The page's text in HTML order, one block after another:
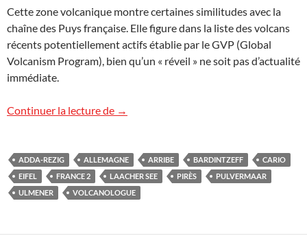
Cette zone volcanique montre certaines similitudes avec la
chaîne des Puys française. Elle figure dans la liste des volcans
récents potentiellement actifs établie par le GVP (Global
Volcanism Program), bien qu’un « réveil » ne soit pas d’actualité
immédiate.
Continuer la lecture de « Réveil » de la région volcanique de
→
ADDA-REZIG ALLEMAGNE ARRIBE BARDINTZEFF
CARIO
EIFEL
FRANCE 2 LAACHER SEE PIRÈS
PULVERMAAR
ULMENER
VOLCANOLOGUE